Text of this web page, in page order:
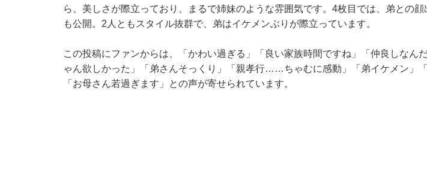
ら、美しさが際立っており、まるで姉妹のような雰囲気です。4枚目では、弟との顔
も公開。2人ともスタイル抜群で、弟はイケメンぶりが際立っています。
この投稿にファンからは、「かわい過ぎる」「良い家族時間ですね」「仲良しなん
ゃん欲しかった」「弟さんそっくり」「親孝行……ちゃむに感動」「弟イケメン」「
「お母さん若過ぎます」との声が寄せられています。